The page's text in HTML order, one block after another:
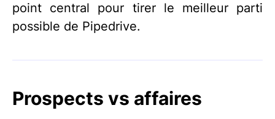
point central pour tirer le meilleur parti
possible de Pipedrive.
Prospects vs affaires